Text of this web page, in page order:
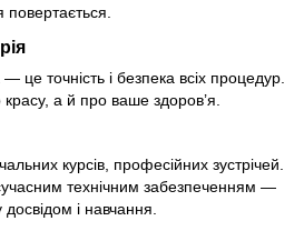
повертається.
це точність і безпека всіх процедур.
а й про ваше здоров’я.
курсів, професійних зустрічей.
технічним забезпеченням —
і навчання.